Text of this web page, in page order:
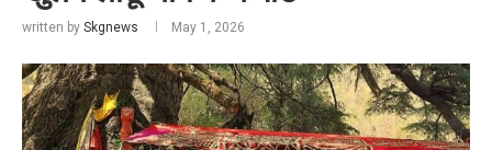
written by Skgnews May 1, 2026